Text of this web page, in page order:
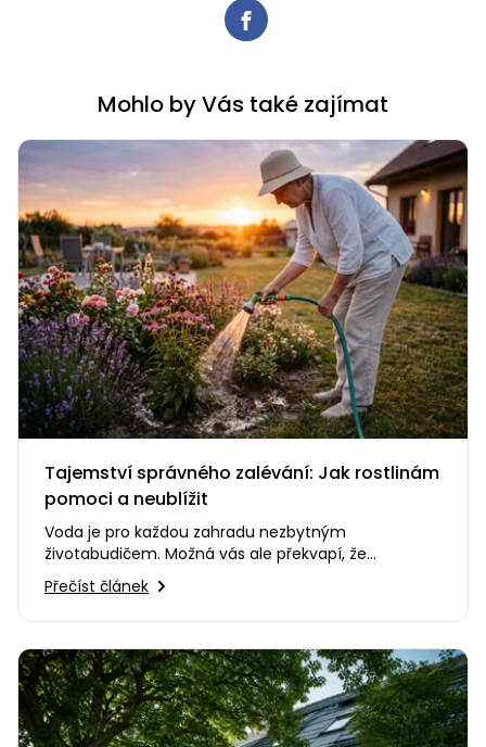
Mohlo by Vás také zajímat
Tajemství správného zalévání: Jak rostlinám
pomoci a neublížit
Voda je pro každou zahradu nezbytným
životabudičem. Možná vás ale překvapí, že
nesprávný způsob zalévání dokáže…
Přečíst článek